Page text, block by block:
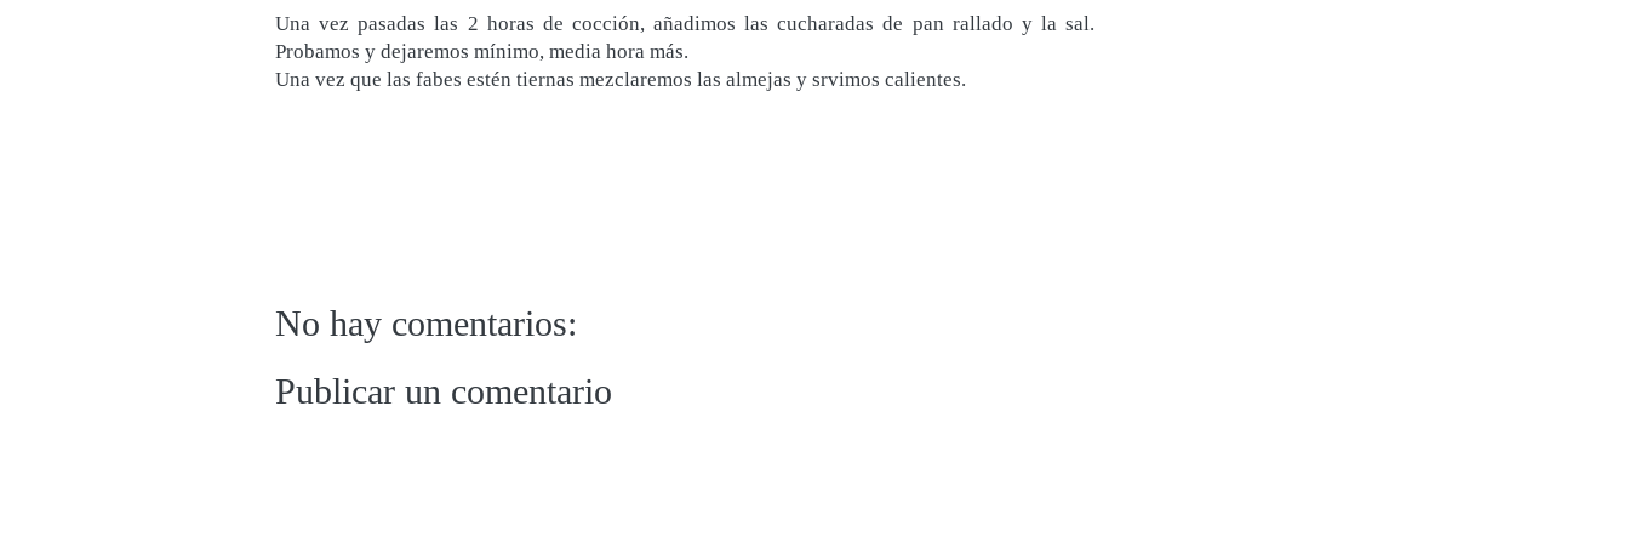
Una vez pasadas las 2 horas de cocción, añadimos las cucharadas de pan rallado y la sal.
Probamos y dejaremos mínimo, media hora más.
Una vez que las fabes estén tiernas mezclaremos las almejas y srvimos calientes.
No hay comentarios:
Publicar un comentario